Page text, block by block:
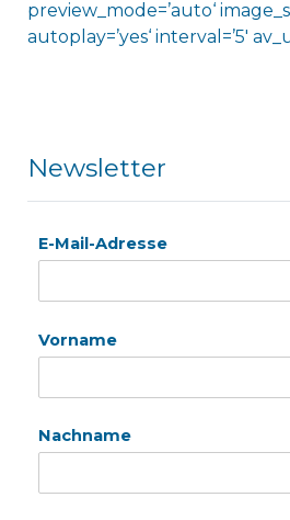
preview_mode=’auto‘
autoplay=’yes‘ interval=’5′
Newsletter
E-Mail-Adresse
Vorname
Nachname